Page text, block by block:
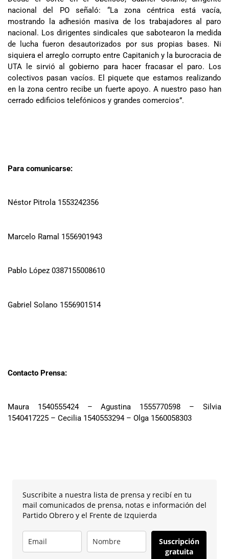
nacional del PO señaló: “La zona céntrica está vacía,
mostrando la adhesión masiva de los trabajadores al paro
nacional. Los dirigentes sindicales que sabotearon la medida
de lucha fueron desautorizados por sus propias bases. Ni
siquiera el arreglo corrupto entre Capitanich y la burocracia de
UTA le sirvió al gobierno para hacer fracasar el paro. Los
colectivos pasan vacíos. El piquete que estamos realizando
en la zona centro recibe un fuerte apoyo. A nuestro paso han
cerrado edificios telefónicos y grandes comercios”.
Para comunicarse:
Néstor Pitrola 1553242356
Marcelo Ramal 1556901943
Pablo López 0387155008610
Gabriel Solano 1556901514
Contacto Prensa:
Maura 1540555424 – Agustina 1555770598 – Silvia
1540417225 – Cecilia 1540553294 – Olga 1560058303
Suscribite a nuestra lista de prensa y recibí en tu
mail comunicados de prensa, notas e información del
Partido Obrero y el Frente de Izquierda
Suscripción
gratuita